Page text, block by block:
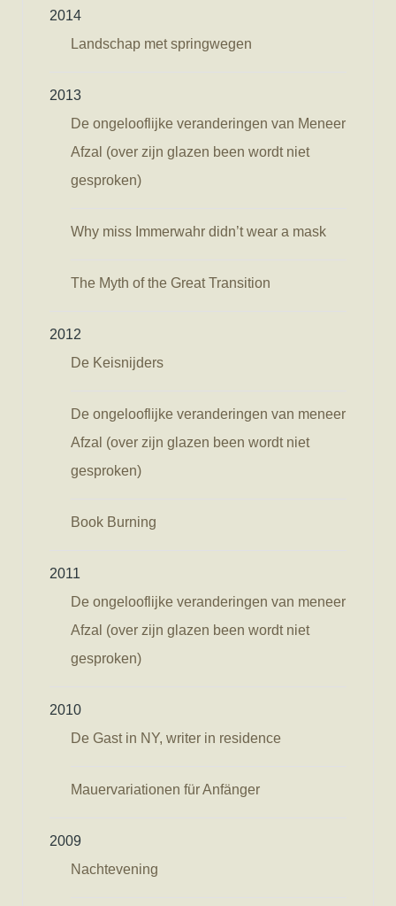
2014
Landschap met springwegen
2013
De ongelooflijke veranderingen van Meneer
Afzal (over zijn glazen been wordt niet
gesproken)
Why miss Immerwahr didn’t wear a mask
The Myth of the Great Transition
2012
De Keisnijders
De ongelooflijke veranderingen van meneer
Afzal (over zijn glazen been wordt niet
gesproken)
Book Burning
2011
De ongelooflijke veranderingen van meneer
Afzal (over zijn glazen been wordt niet
gesproken)
2010
De Gast in NY, writer in residence
Mauervariationen für Anfänger
2009
Nachtevening